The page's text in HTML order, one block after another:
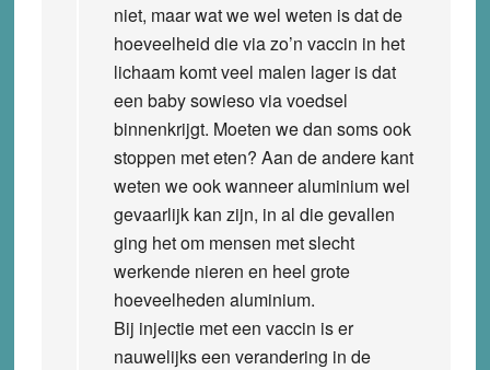
niet, maar wat we wel weten is dat de
hoeveelheid die via zo’n vaccin in het
lichaam komt veel malen lager is dat
een baby sowieso via voedsel
binnenkrijgt. Moeten we dan soms ook
stoppen met eten? Aan de andere kant
weten we ook wanneer aluminium wel
gevaarlijk kan zijn, in al die gevallen
ging het om mensen met slecht
werkende nieren en heel grote
hoeveelheden aluminium.
Bij injectie met een vaccin is er
nauwelijks een verandering in de